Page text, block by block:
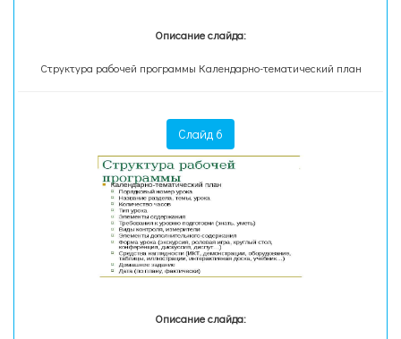
Описание слайда:
Структура рабочей программы Календарно-тематический план
Слайд 6
Описание слайда: